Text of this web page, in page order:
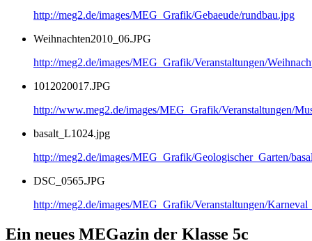
http://meg2.de/images/MEG_Grafik/Gebaeude/rundbau.jpg
Weihnachten2010_06.JPG
http://meg2.de/images/MEG_Grafik/Veranstaltungen/
1012020017.JPG
http://www.meg2.de/images/MEG_Grafik/Veranstaltungen/
basalt_L1024.jpg
http://meg2.de/images/MEG_Grafik/Geologischer_Garten/
DSC_0565.JPG
http://meg2.de/images/MEG_Grafik/Veranstaltungen/
Ein neues MEGazin der Klasse 5c